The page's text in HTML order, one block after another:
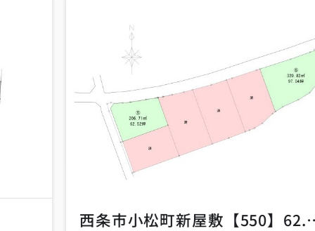
西条市小松町新屋敷【550】62.52坪